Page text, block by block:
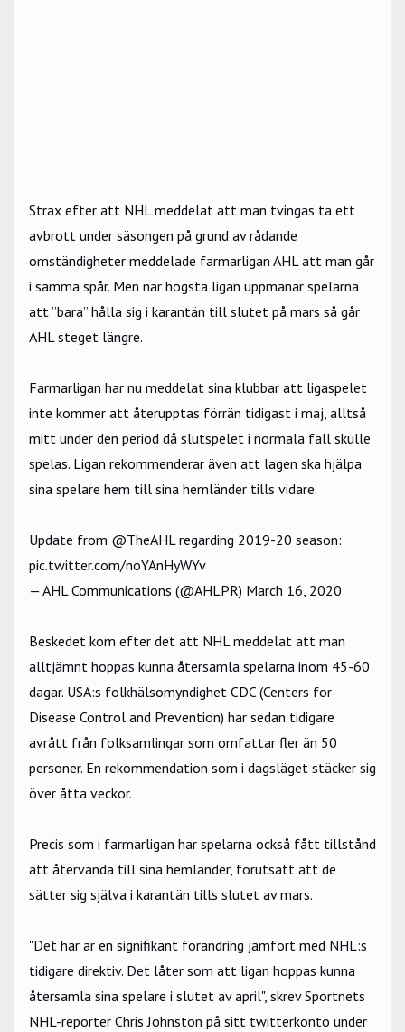
Strax efter att NHL meddelat att man tvingas ta ett
avbrott under säsongen på grund av rådande
omständigheter meddelade farmarligan AHL att man går
i samma spår. Men när högsta ligan uppmanar spelarna
att ”bara” hålla sig i karantän till slutet på mars så går
AHL steget längre.
Farmarligan har nu meddelat sina klubbar att ligaspelet
inte kommer att återupptas förrän tidigast i maj, alltså
mitt under den period då slutspelet i normala fall skulle
spelas. Ligan rekommenderar även att lagen ska hjälpa
sina spelare hem till sina hemländer tills vidare.
Update from @TheAHLregarding 2019-20 season:
pic.twitter.com/noYAnHyWYv
— AHL Communications (@AHLPR) March 16, 2020
Beskedet kom efter det att NHL meddelat att man
alltjämnt hoppas kunna återsamla spelarna inom 45-60
dagar. USA:s folkhälsomyndighet CDC (Centers for
Disease Control and Prevention) har sedan tidigare
avrått från folksamlingar som omfattar fler än 50
personer. En rekommendation som i dagsläget stäcker sig
över åtta veckor.
Precis som i farmarligan har spelarna också fått tillstånd
att återvända till sina hemländer, förutsatt att de
sätter sig själva i karantän tills slutet av mars.
"Det här är en signifikant förändring jämfört med NHL:s
tidigare direktiv. Det låter som att ligan hoppas kunna
återsamla sina spelare i slutet av april", skrev Sportnets
NHL-reporter Chris Johnston på sitt twitterkonto under